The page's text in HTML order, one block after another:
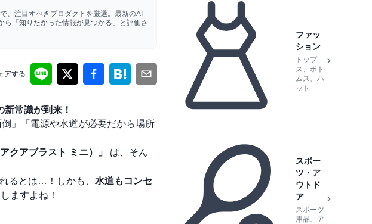
、注目すべきプロダクトを厳選。最新のAI
「知りたかった情報が見つかる」と評価さ
アする
常識が到来！
」「電源や水道が必要だから場所
クアブラスト ミニ）」
は、そん
るとは…！しかも、 水道もコンセ
ますよね！
ファッ
ション
トップ
ス、ボト
ムス、ハ
ット
スポー
ツ・ア
ウトド
ア
スポーツ
用品、ア